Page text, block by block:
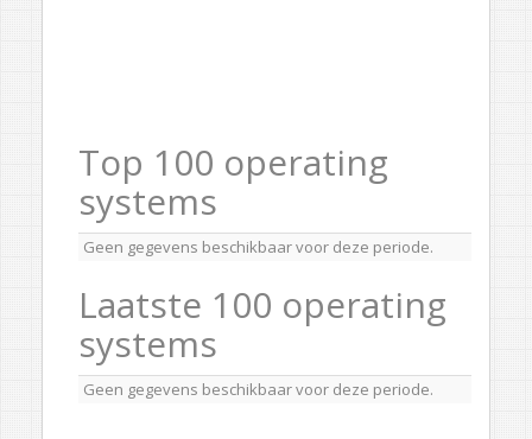
Top 100 operating
systems
Geen gegevens beschikbaar voor deze periode.
Laatste 100 operating
systems
Geen gegevens beschikbaar voor deze periode.